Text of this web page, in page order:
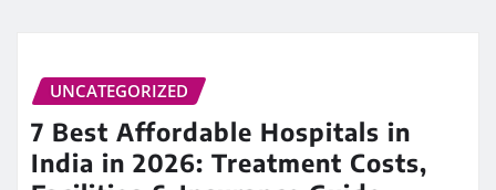
UNCATEGORIZED
7 Best Affordable Hospitals in
India in 2026: Treatment Costs,